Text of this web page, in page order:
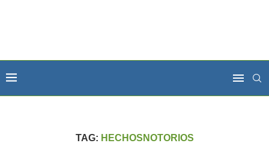
TAG: HECHOSNOTORIOS